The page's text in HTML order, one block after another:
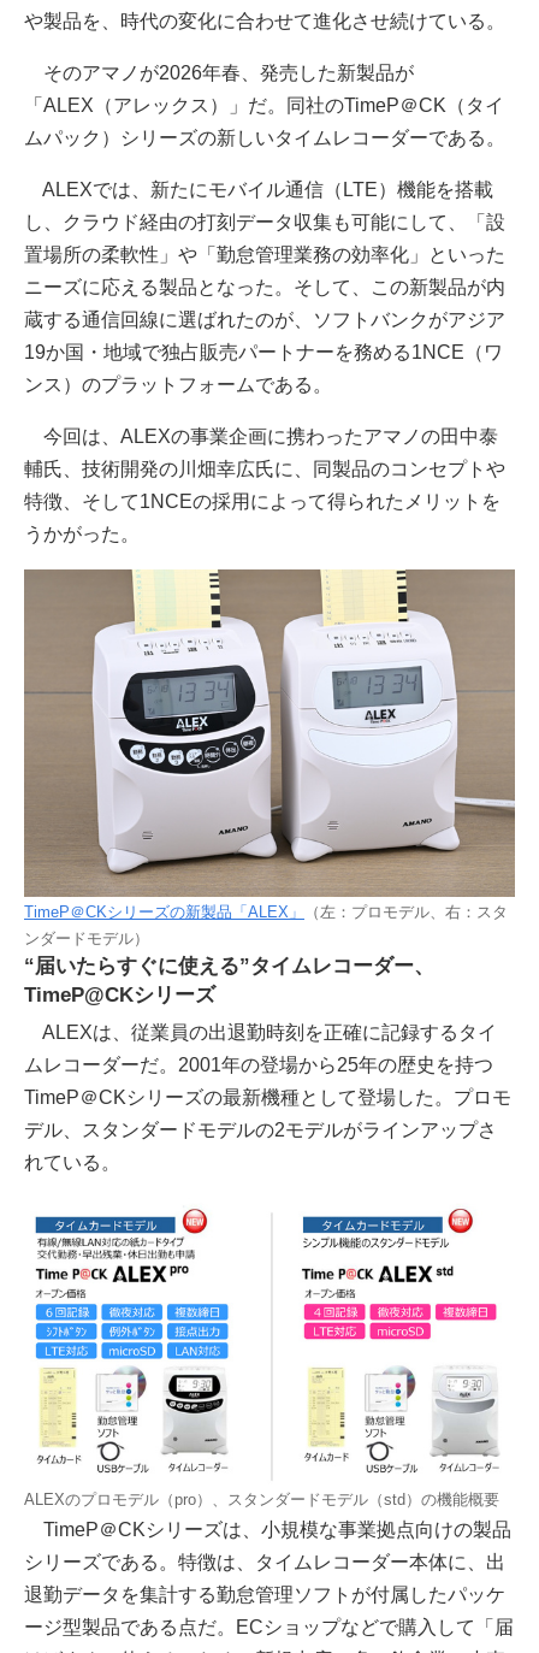
や製品を、時代の変化に合わせて進化させ続けている。
そのアマノが2026年春、発売した新製品が
「ALEX（アレックス）」だ。同社のTimeP＠CK（タイ
ムパック）シリーズの新しいタイムレコーダーである。
ALEXでは、新たにモバイル通信（LTE）機能を搭載
し、クラウド経由の打刻データ収集も可能にして、「設
置場所の柔軟性」や「勤怠管理業務の効率化」といった
ニーズに応える製品となった。そして、この新製品が内
蔵する通信回線に選ばれたのが、ソフトバンクがアジア
19か国・地域で独占販売パートナーを務める1NCE（ワ
ンス）のプラットフォームである。
今回は、ALEXの事業企画に携わったアマノの田中泰
輔氏、技術開発の川畑幸広氏に、同製品のコンセプトや
特徴、そして1NCEの採用によって得られたメリットを
うかがった。
TimeP＠CKシリーズの新製品「ALEX」
（左：プロモデル、右：スタ
ンダードモデル）
“届いたらすぐに使える”タイムレコーダー、
TimeP@CKシリーズ
ALEXは、従業員の出退勤時刻を正確に記録するタイ
ムレコーダーだ。2001年の登場から25年の歴史を持つ
TimeP＠CKシリーズの最新機種として登場した。プロモ
デル、スタンダードモデルの2モデルがラインアップさ
れている。
ALEXのプロモデル（pro）、スタンダードモデル（std）の機能概要
TimeP＠CKシリーズは、小規模な事業拠点向けの製品
シリーズである。特徴は、タイムレコーダー本体に、出
退勤データを集計する勤怠管理ソフトが付属したパッケ
ージ型製品である点だ。ECショップなどで購入して「届